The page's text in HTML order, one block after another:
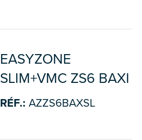
EASYZONE
SLIM+VMC ZS6 BAXI
RÉF.: AZZS6BAXSL